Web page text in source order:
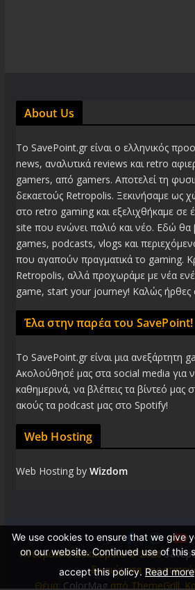
About Us
Το SavePoint.gr είναι ο ελληνικός
news, αναλυτικά reviews και retro
gamers, από gamers. Αποτελεί τη
δεκαετούς Retropolis. Ξεκινήσαμε ως
στο retro gaming και εξελιχθήκαμε
site που ενώνει παλιό και νέο. Εδώ θα
games, podcasts, vlogs και
που αγαπούν πραγματικά το gaming.
Retropolis, αλλά προχωράμε με νέα
game, start your journey! Καλώς ήρθες
Έλα στην παρέα του SavePoint!
Το SavePoint.gr είναι μια ανεξάρτητη
Ακολούθησέ μας στα social media για
καθημερινά, να βλέπεις τα βίντεό μας
ακούς τα podcast μας στο Spotify!
Web Hosting
Web Hosting by Wizdom
Πνευματικά Δικαιώματα © 2026
δικαιώματα
Θέμα:ColorMagαπό ThemeGrill.
We use cookies to ensure that we give
on our website. Continued use of this
accept this policy.Read more